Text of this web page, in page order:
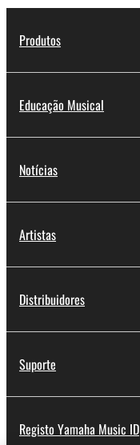
Produtos
Educação Musical
Notícias
Artistas
Distribuidores
Suporte
Registo Yamaha Music ID